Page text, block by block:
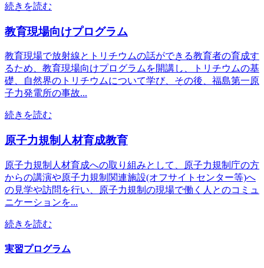
続きを読む
教育現場向けプログラム
教育現場で放射線とトリチウムの話ができる教育者の育成す
るため、教育現場向けプログラムを開講し、トリチウムの基
礎、自然界のトリチウムについて学び、その後、福島第一原
子力発電所の事故...
続きを読む
原子力規制人材育成教育
原子力規制人材育成への取り組みとして、原子力規制庁の方
からの講演や原子力規制関連施設(オフサイトセンター等)へ
の見学や訪問を行い、原子力規制の現場で働く人とのコミュ
ニケーションを...
続きを読む
実習プログラム